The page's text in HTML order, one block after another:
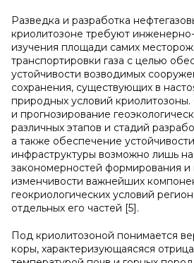
Разведка и разработка
криолитозоне требуют
изучения площади самих
транспортировки газа с целью
устойчивости возводимых
сохранения, существующих в
природных условий
и прогнозирование
различных этапов и стадий
а также обеспечение
инфраструктуры возможно лишь
закономерностей формирования и
изменчивости важнейших
геокриологических условий
отдельных его частей [5].
Под криолитозоной понимается
коры, характеризующаясяся